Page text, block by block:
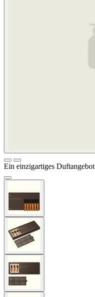
Ein einzigartiges Duftangebot